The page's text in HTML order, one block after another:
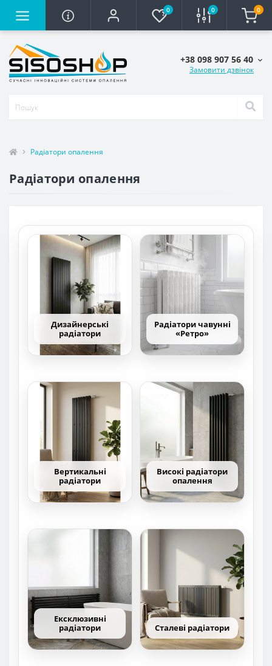
0 0 0
+38 098 907 56 40
Замовити дзвінок
Радіатори опалення
Радіатори опалення
Дизайнерські
радіатори
Радіатори чавунні
«Ретро»
Вертикальні
радіатори
Високі радіатори
опалення
Ексклюзивні
радіатори
Сталеві радіатори